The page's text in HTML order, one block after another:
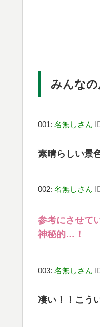
みんな
001: 名無しさん
素晴らしい景
002: 名無しさん
参考にさせて
神秘的…！
003: 名無しさん
凄い！！こう